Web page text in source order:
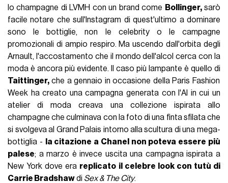
lo champagne di LVMH con un brand come Bollinger,sarò
facile notare che sull'Instagram di quest'ultimo a dominare
sono le bottiglie, non le celebrity o le campagne
promozionali di ampio respiro. Ma uscendo dall'orbita degli
Arnault, l'accostamento che il mondo dell'alcol cerca con la
moda è ancora più evidente. Il caso più lampante è quello di
Taittinger, che a gennaio in occasione della Paris Fashion
Week ha creato una campagna generata con l'AI in cui un
atelier di moda creava una collezione ispirata allo
champagne che culminava con la foto di una finta sfilata che
si svolgeva al Grand Palais intorno alla scultura di una mega-
bottiglia -
la citazione a Chanel non poteva essere più
palese; a marzo è invece uscita una campagna ispirata a
New York dove era replicato il celebre look con tutù di
Carrie Bradshawdi Sex & The City.